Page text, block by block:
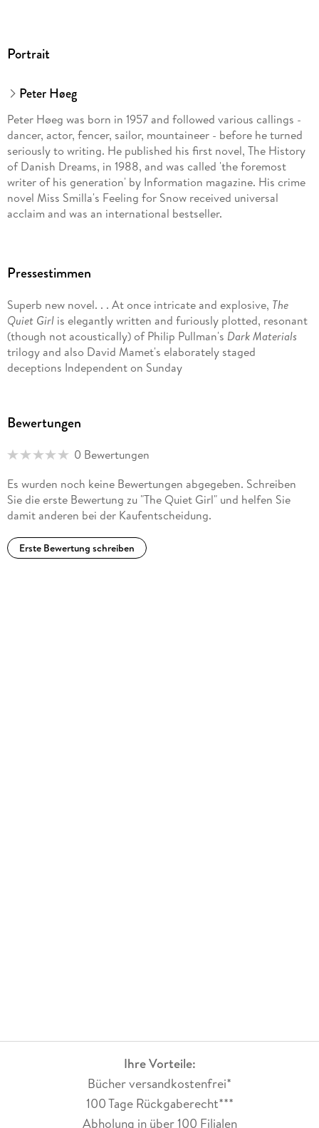
Portrait
Peter Høeg
Peter Høeg was born in 1957 and followed various callings -
dancer, actor, fencer, sailor, mountaineer - before he turned
seriously to writing. He published his first novel, The History
of Danish Dreams, in 1988, and was called 'the foremost
writer of his generation' by Information magazine. His crime
novel Miss Smilla's Feeling for Snow received universal
acclaim and was an international bestseller.
Pressestimmen
Superb new novel. . . At once intricate and explosive, The
Quiet Girlis elegantly written and furiously plotted, resonant
(though not acoustically) of Philip Pullman's Dark Materials
trilogy and also David Mamet's elaborately staged
deceptions Independent on Sunday
Bewertungen
0 Bewertungen
Es wurden noch keine Bewertungen abgegeben. Schreiben
Sie die erste Bewertung zu "The Quiet Girl" und helfen Sie
damit anderen bei der Kaufentscheidung.
Erste Bewertung schreiben
Ihre Vorteile:
Bücher versandkostenfrei*
100 Tage Rückgaberecht***
Abholung in über 100 Filialen